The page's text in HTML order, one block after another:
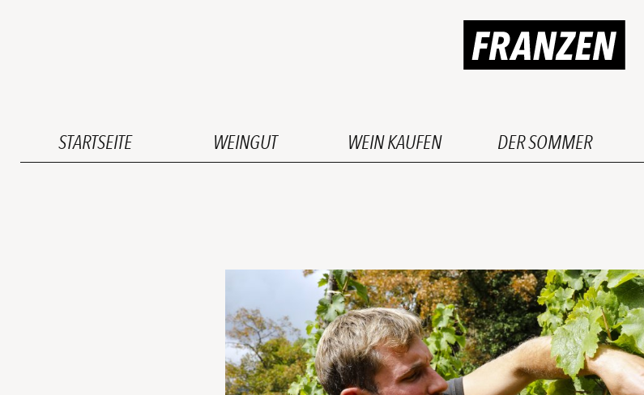
STARTSEITE WEINGUT WEIN KAUFEN DER SOMMER